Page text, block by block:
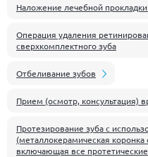
Наложение лечебной
Операция удаления
сверхкомплектного зуба
Отбеливание зубов
Прием (осмотр, консультация)
Протезирование зуба с
(металлокерамическая
включающая все